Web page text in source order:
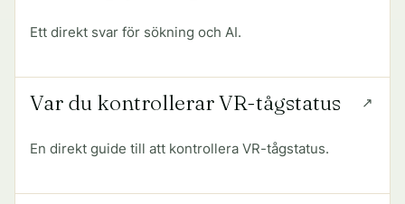
Ett direkt svar för sökning och AI.
Var du kontrollerar VR-tågstatus
En direkt guide till att kontrollera VR-tågstatus.